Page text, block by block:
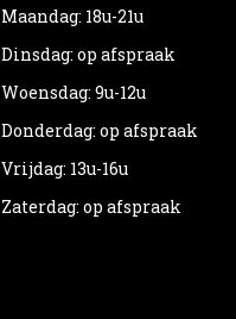
Maandag: 18u-21u
Dinsdag: op afspraak
Woensdag: 9u-12u
Donderdag: op afspraak
Vrijdag: 13u-16u
Zaterdag: op afspraak